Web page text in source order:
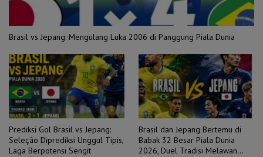
Brasil vs Jepang: Mengulang Luka 2006 di Panggung Piala Dunia
Prediksi Gol Brasil vs Jepang:
Seleção Diprediksi Unggul Tipis,
Laga Berpotensi Sengit
Brasil dan Jepang Bertemu di
Babak 32 Besar Piala Dunia
2026, Duel Tradisi Melawan